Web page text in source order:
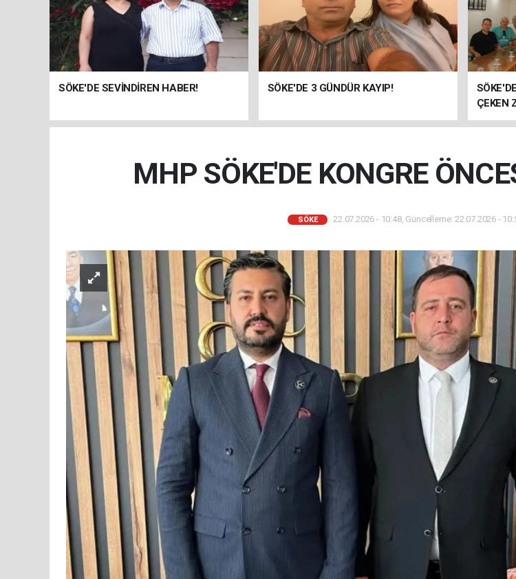
SÖKE'DE SEVİNDİREN HABER! SÖKE'DE 3 GÜNDÜR KAYIP!
ÇEKEN
MHP SÖKE'DE KONGRE
SÖKE 22.07.2026 - 10:48, Güncelleme: 22.07.2026 -